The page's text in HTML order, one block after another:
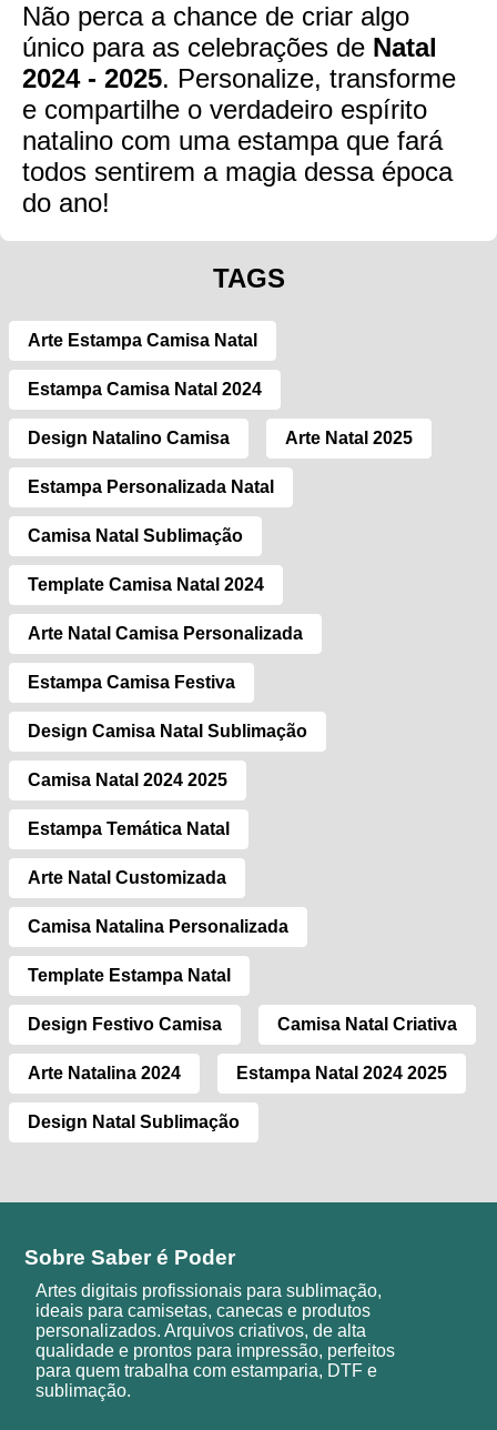
Não perca a chance de criar algo
único para as celebrações de Natal
2024 - 2025. Personalize, transforme
e compartilhe o verdadeiro espírito
natalino com uma estampa que fará
todos sentirem a magia dessa época
do ano!
TAGS
Arte Estampa Camisa Natal
Estampa Camisa Natal 2024
Design Natalino Camisa Arte Natal 2025
Estampa Personalizada Natal
Camisa Natal Sublimação
Template Camisa Natal 2024
Arte Natal Camisa Personalizada
Estampa Camisa Festiva
Design Camisa Natal Sublimação
Camisa Natal 2024 2025
Estampa Temática Natal
Arte Natal Customizada
Camisa Natalina Personalizada
Template Estampa Natal
Design Festivo Camisa Camisa Natal Criativa
Arte Natalina 2024 Estampa Natal 2024 2025
Design Natal Sublimação
Sobre Saber é Poder
Artes digitais profissionais para sublimação,
ideais para camisetas, canecas e produtos
personalizados. Arquivos criativos, de alta
qualidade e prontos para impressão, perfeitos
para quem trabalha com estamparia, DTF e
sublimação.